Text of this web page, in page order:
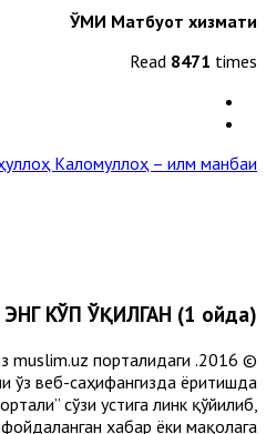
ЎМИ Матбуот хизмати
Read 8471 times
Каломуллоҳ – илм манбаи »
ЭНГ КЎП ЎҚИЛГАН (1 ойда)
muslim.uz порталидаги
ўз веб-саҳифангизда ёритишда
сўзи устига линк қўйилиб,
хабар ёки мақолага